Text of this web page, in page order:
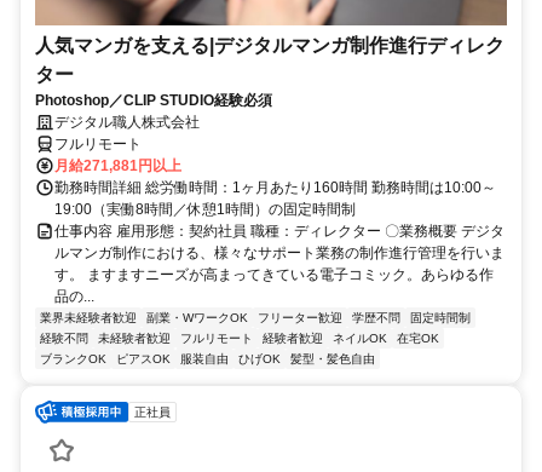
人気マンガを支える|デジタルマンガ制作進行ディレク
ター
Photoshop／CLIP STUDIO経験必須
デジタル職人株式会社
フルリモート
月給271,881円以上
勤務時間詳細 総労働時間：1ヶ月あたり160時間 勤務時間は10:00～
19:00（実働8時間／休憩1時間）の固定時間制
仕事内容 雇用形態：契約社員 職種：ディレクター 〇業務概要 デジタ
ルマンガ制作における、様々なサポート業務の制作進行管理を行いま
す。 ますますニーズが高まってきている電子コミック。あらゆる作
品の...
業界未経験者歓迎 副業・WワークOK フリーター歓迎 学歴不問
固定時間制
経験不問
未経験者歓迎 フルリモート 経験者歓迎 ネイルOK
在宅OK
ブランクOK
ピアスOK 服装自由 ひげOK 髪型・髪色自由
正社員